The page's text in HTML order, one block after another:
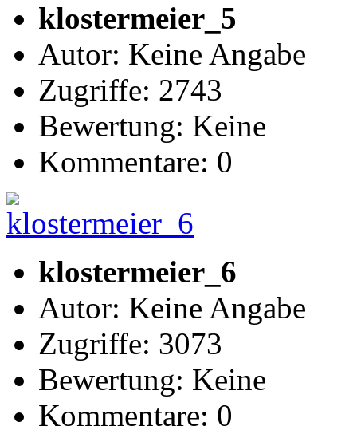
klostermeier_5
Autor: Keine Angabe
Zugriffe: 2743
Bewertung: Keine
Kommentare: 0
klostermeier_6
Autor: Keine Angabe
Zugriffe: 3073
Bewertung: Keine
Kommentare: 0